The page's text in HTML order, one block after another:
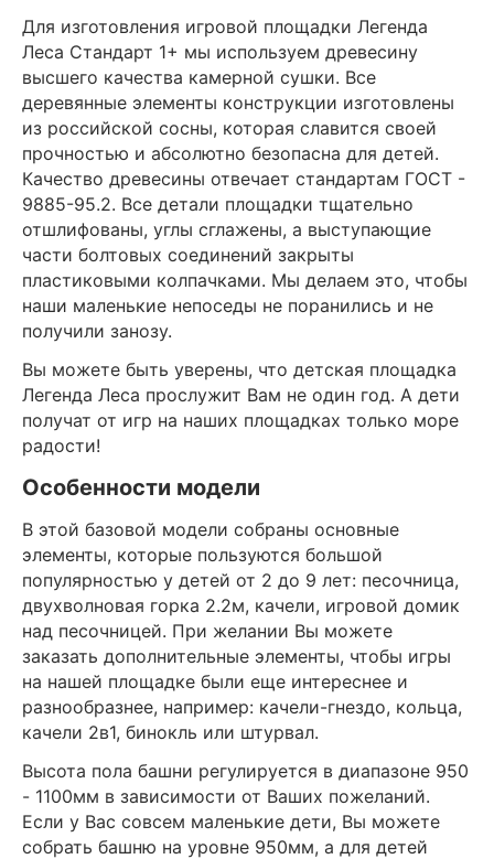
Для изготовления игровой площадки Легенда
Леса Стандарт 1+ мы используем древесину
высшего качества камерной сушки. Все
деревянные элементы конструкции изготовлены
из российской сосны, которая славится своей
прочностью и абсолютно безопасна для детей.
Качество древесины отвечает стандартам ГОСТ -
9885-95.2. Все детали площадки тщательно
отшлифованы, углы сглажены, а выступающие
части болтовых соединений закрыты
пластиковыми колпачками. Мы делаем это, чтобы
наши маленькие непоседы не поранились и не
получили занозу.
Вы можете быть уверены, что детская площадка
Легенда Леса прослужит Вам не один год. А дети
получат от игр на наших площадках только море
радости!
Особенности модели
В этой базовой модели собраны основные
элементы, которые пользуются большой
популярностью у детей от 2 до 9 лет: песочница,
двухволновая горка 2.2м, качели, игровой домик
над песочницей. При желании Вы можете
заказать дополнительные элементы, чтобы игры
на нашей площадке были еще интереснее и
разнообразнее, например: качели-гнездо, кольца,
качели 2в1, бинокль или штурвал.
Высота пола башни регулируется в диапазоне 950
- 1100мм в зависимости от Ваших пожеланий.
Если у Вас совсем маленькие дети, Вы можете
собрать башню на уровне 950мм, а для детей